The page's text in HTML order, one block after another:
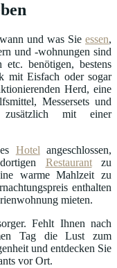
und was Sie essen,
und -wohnungen sind
benötigen, bestens
mit Eisfach oder sogar
Herd, eine
Messersets und
mit einer
Hotel angeschlossen,
Restaurantzu
warme Mahlzeit zu
enthalten
mieten.
Fehlt Ihnen nach
Tag die Lust zum
und entdecken Sie
vor Ort.